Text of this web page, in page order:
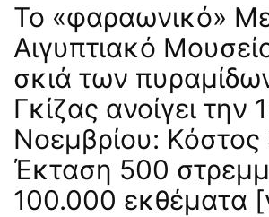
Το «φαραωνικό»
Αιγυπτιακό
σκιά των
Γκίζας ανοίγει την
Νοεμβρίου: Κόστος
Έκταση 500
100.000 εκθέματα